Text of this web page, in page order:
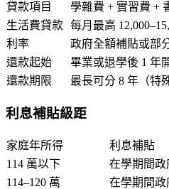
貸款項目
學雜費 + 實習費 +
生活費貸款 每月最高
利率
政府全額補貼或部
還款起始
畢業或退學後 1 年
還款期限
最長可分 8 年（特
利息補貼級距
家庭年所得
利息補貼
114 萬以下
在學期間
114–120 萬
在學期間政